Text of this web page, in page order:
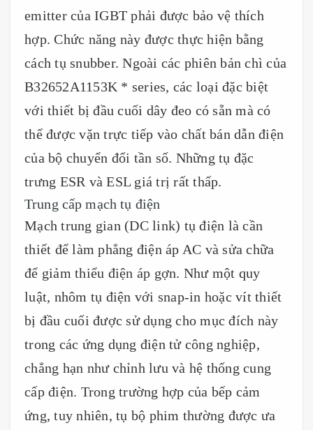
emitter của IGBT phải được bảo vệ thích
hợp. Chức năng này được thực hiện bằng
cách tụ snubber. Ngoài các phiên bản chì của
B32652A1153K * series, các loại đặc biệt
với thiết bị đầu cuối dây đeo có sẵn mà có
thể được vặn trực tiếp vào chất bán dẫn điện
của bộ chuyển đổi tần số. Những tụ đặc
trưng ESR và ESL giá trị rất thấp.
Trung cấp mạch tụ điện
Mạch trung gian (DC link) tụ điện là cần
thiết để làm phẳng điện áp AC và sửa chữa
để giảm thiểu điện áp gợn. Như một quy
luật, nhôm tụ điện với snap-in hoặc vít thiết
bị đầu cuối được sử dụng cho mục đích này
trong các ứng dụng điện tử công nghiệp,
chẳng hạn như chỉnh lưu và hệ thống cung
cấp điện. Trong trường hợp của bếp cảm
ứng, tuy nhiên, tụ bộ phim thường được ưa